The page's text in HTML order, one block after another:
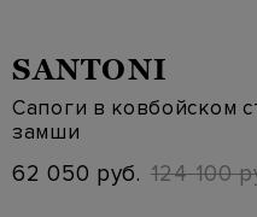
SANTONI
Сапоги в ковбойском
замши
62 050 руб. 124 100